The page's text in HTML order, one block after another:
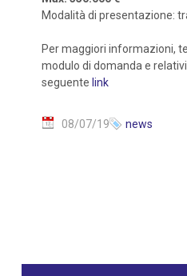
Modalità di presentazione:
Per maggiori informazioni,
modulo di domanda e
seguente link
08/07/19 news